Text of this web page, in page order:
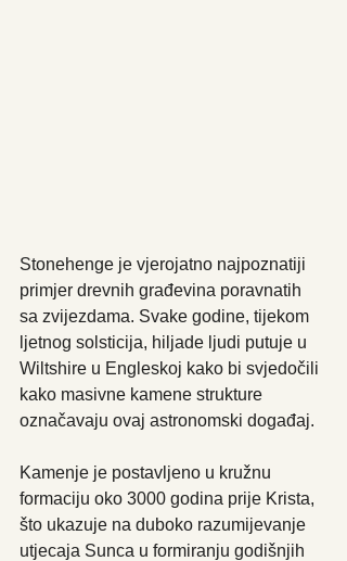
Stonehenge je vjerojatno najpoznatiji
primjer drevnih građevina poravnatih
sa zvijezdama. Svake godine, tijekom
ljetnog solsticija, hiljade ljudi putuje u
Wiltshire u Engleskoj kako bi svjedočili
kako masivne kamene strukture
označavaju ovaj astronomski događaj.
Kamenje je postavljeno u kružnu
formaciju oko 3000 godina prije Krista,
što ukazuje na duboko razumijevanje
utjecaja Sunca u formiranju godišnjih